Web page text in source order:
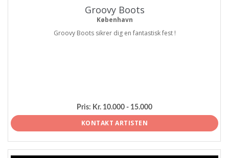
Groovy Boots
København
Groovy Boots sikrer dig en fantastisk fest !
Pris: Kr. 10.000 - 15.000
KONTAKT ARTISTEN